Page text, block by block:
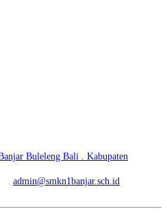
Buleleng Bali . Kabupaten
admin@smkn1banjar.sch.id